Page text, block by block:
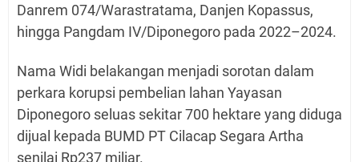
Danrem 074/Warastratama, Danjen Kopassus,
hingga Pangdam IV/Diponegoro pada 2022–2024.
Nama Widi belakangan menjadi sorotan dalam
perkara korupsi pembelian lahan Yayasan
Diponegoro seluas sekitar 700 hektare yang diduga
dijual kepada BUMD PT Cilacap Segara Artha
senilai Rp237 miliar.